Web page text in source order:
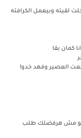
لقيته وبيعمل الكرافته
كمان بقا
العصير وفهد خدوا
مش هرفضلك طلب